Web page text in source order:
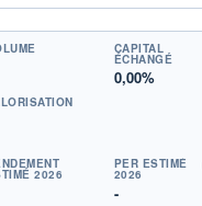
CAPITAL
ÉCHANGÉ
0,00%
2026
PER ESTIMÉ
2026
-